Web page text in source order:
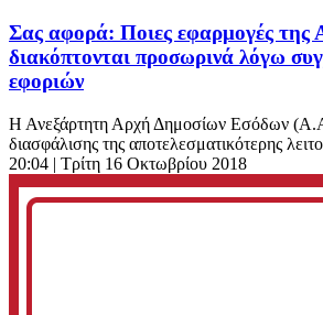
Σας αφορά: Ποιες εφαρμογές
διακόπτονται προσωρινά λόγω
εφοριών
Η Ανεξάρτητη Αρχή Δημοσίων Εσόδων
διασφάλισης της αποτελεσματικότερης
20:04 | Τρίτη 16 Οκτωβρίου 2018